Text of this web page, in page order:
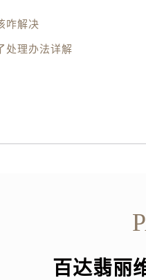
市东胜区伊金霍洛街百达翡
尔沁区明仁大街百达翡丽售
盟市锡林浩特市光明街与
放路百达翡丽售后服务中心
宁中路与建设街交叉口百
西路与鄯阳西街交汇处百达
平东街与七一南路交叉口
咋解决
处理办法详解
百达翡丽